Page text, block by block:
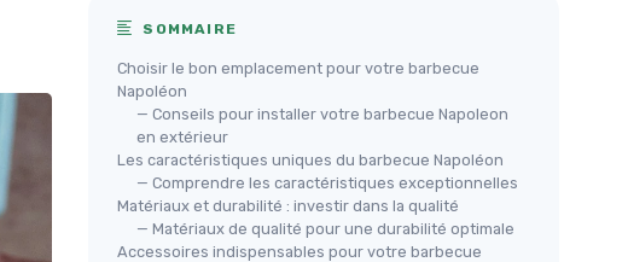
SOMMAIRE
Choisir le bon emplacement pour votre barbecue
Napoléon
— Conseils pour installer votre barbecue Napoleon
en extérieur
Les caractéristiques uniques du barbecue Napoléon
— Comprendre les caractéristiques exceptionnelles
Matériaux et durabilité : investir dans la qualité
— Matériaux de qualité pour une durabilité optimale
Accessoires indispensables pour votre barbecue